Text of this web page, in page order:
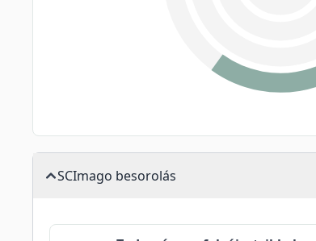
SCImago besorolás